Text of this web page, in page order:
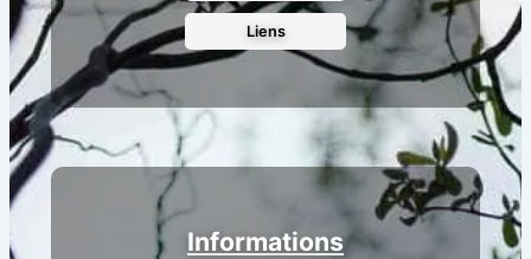
Liens
Informations